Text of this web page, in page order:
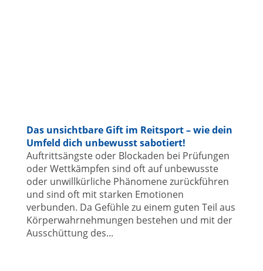
Das unsichtbare Gift im Reitsport – wie dein
Umfeld dich unbewusst sabotiert!
Auftrittsängste oder Blockaden bei Prüfungen
oder Wettkämpfen sind oft auf unbewusste
oder unwillkürliche Phänomene zurückführen
und sind oft mit starken Emotionen
verbunden. Da Gefühle zu einem guten Teil aus
Körperwahrnehmungen bestehen und mit der
Ausschüttung des...